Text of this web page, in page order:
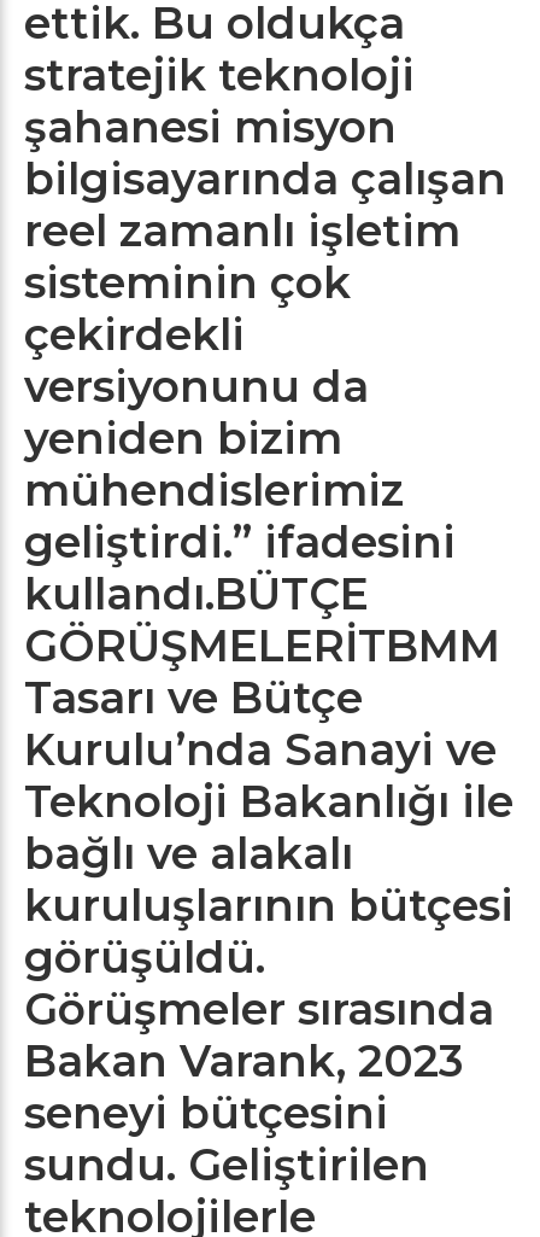
ettik. Bu oldukça
stratejik teknoloji
şahanesi misyon
bilgisayarında çalışan
reel zamanlı işletim
sisteminin çok
çekirdekli
versiyonunu da
yeniden bizim
mühendislerimiz
geliştirdi.” ifadesini
kullandı.BÜTÇE
GÖRÜŞMELERİTBMM
Tasarı ve Bütçe
Kurulu’nda Sanayi ve
Teknoloji Bakanlığı ile
bağlı ve alakalı
kuruluşlarının bütçesi
görüşüldü.
Görüşmeler sırasında
Bakan Varank, 2023
seneyi bütçesini
sundu. Geliştirilen
teknolojilerle